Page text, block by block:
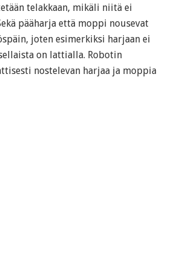
telakkaan, mikäli niitä ei
pääharja että moppi nousevat
joten esimerkiksi harjaan ei
on lattialla. Robotin
nostelevan harjaa ja moppia